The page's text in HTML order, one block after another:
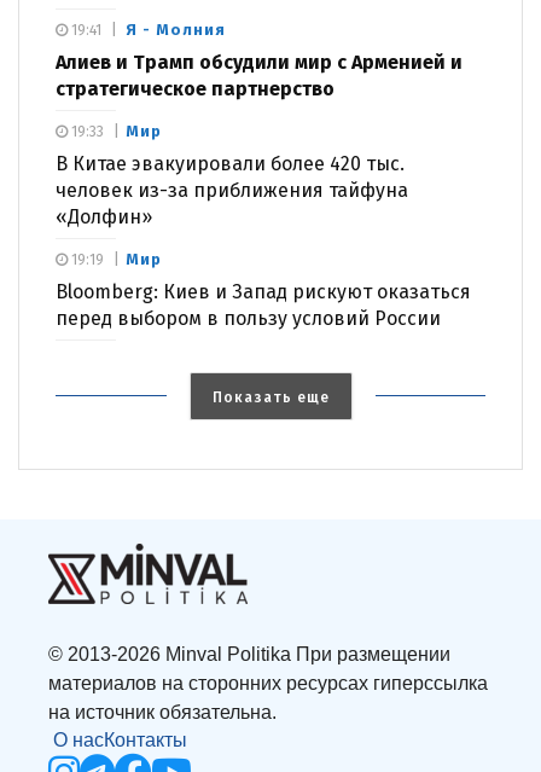
Я - Молния
Алиев и Трамп обсудили мир с Арменией и
стратегическое партнерство
19:41
Мир
В Китае эвакуировали более 420 тыс.
человек из-за приближения тайфуна
«Долфин»
19:33
Мир
Bloomberg: Киев и Запад рискуют оказаться
перед выбором в пользу условий России
19:19
Показать еще
© 2013-2026 Minval Politika При размещении
материалов на сторонних ресурсах гиперссылка
на источник обязательна.
О насКонтакты